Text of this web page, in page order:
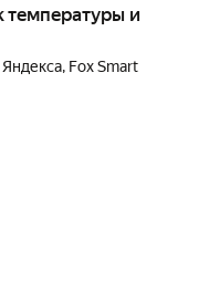
температуры и
Fox Smart